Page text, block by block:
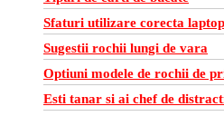
Sfaturi utilizare corecta laptop
Sugestii rochii lungi de vara
Optiuni modele de rochii de
Esti tanar si ai chef de